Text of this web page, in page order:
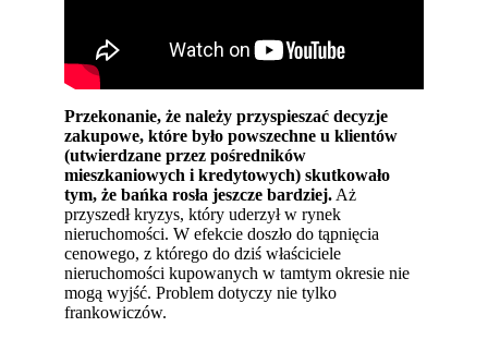
Przekonanie, że należy przyspieszać decyzje
zakupowe, które było powszechne u klientów
(utwierdzane przez pośredników
mieszkaniowych i kredytowych) skutkowało
tym, że bańka rosła jeszcze bardziej.Aż
przyszedł kryzys, który uderzył w rynek
nieruchomości. W efekcie doszło do tąpnięcia
cenowego, z którego do dziś właściciele
nieruchomości kupowanych w tamtym okresie nie
mogą wyjść. Problem dotyczy nie tylko
frankowiczów.